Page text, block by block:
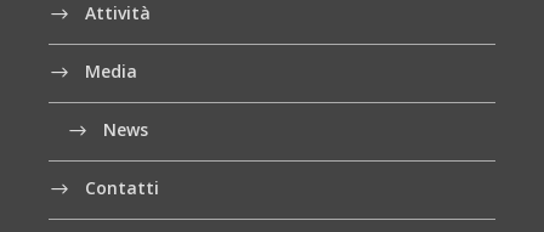
Attività
Media
News
Contatti